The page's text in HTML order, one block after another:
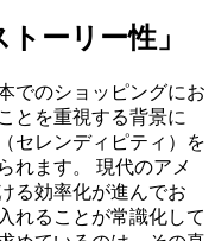
ーリー性」
でのショッピングにお
とを重視する背景に
セレンディピティ）を
れます。 現代のアメ
る効率化が進んでお
れることが常識化して